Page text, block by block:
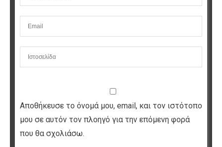
Αποθήκευσε το όνομά μου, email, και τον ιστότοπο
μου σε αυτόν τον πλοηγό για την επόμενη φορά
που θα σχολιάσω.